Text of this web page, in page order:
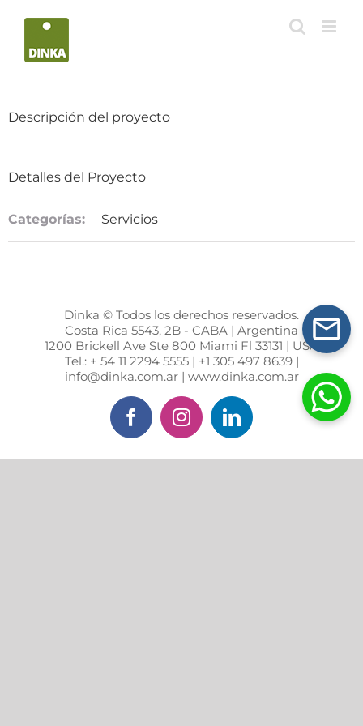
Descripción del proyecto
Detalles del Proyecto
Categorías: Servicios
Dinka © Todos los derechos reservados.
Costa Rica 5543, 2B - CABA | Argentina
1200 Brickell Ave Ste 800 Miami Fl 33131 | USA
Tel.: + 54 11 2294 5555 | +1 305 497 8639 |
info@dinka.com.ar | www.dinka.com.ar
FacebookInstagramLinkedIn